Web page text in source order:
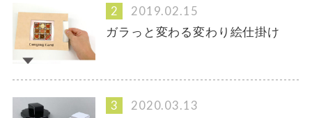
2019.02.15
ガラっと変わる変わり絵仕掛け
2020.03.13